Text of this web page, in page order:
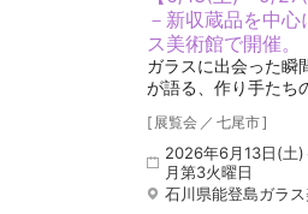
－新収蔵品を中
ス美術館で開催。
ガラスに出会った瞬
が語る、作り手たち
[ 展覧会 ／ 七尾市]
2026年6月13日(
月第3火曜日
石川県能登島ガラ